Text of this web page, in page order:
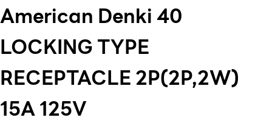
American Denki 40
LOCKING TYPE
RECEPTACLE 2P(2P,2W)
15A 125V